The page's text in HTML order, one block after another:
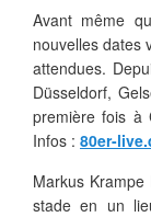
Avant même
nouvelles dates
attendues.
Düsseldorf,
première fois à
Infos : 80er-
Markus
stade en un